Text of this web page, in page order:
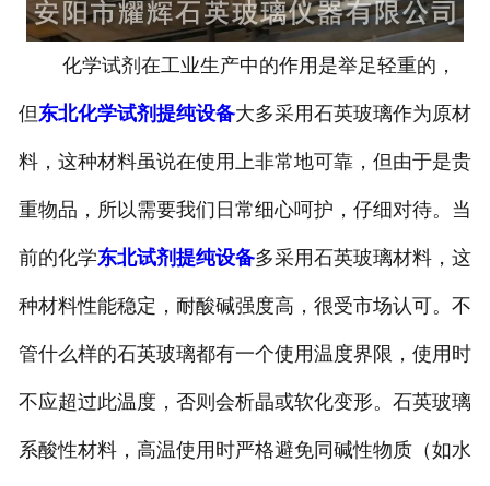
化学试剂在工业生产中的作用是举足轻重的，
但东北化学试剂提纯设备大多采用石英玻璃作为原材
料，这种材料虽说在使用上非常地可靠，但由于是贵
重物品，所以需要我们日常细心呵护，仔细对待。当
前的化学东北试剂提纯设备多采用石英玻璃材料，这
种材料性能稳定，耐酸碱强度高，很受市场认可。不
管什么样的石英玻璃都有一个使用温度界限，使用时
不应超过此温度，否则会析晶或软化变形。石英玻璃
系酸性材料，高温使用时严格避免同碱性物质（如水